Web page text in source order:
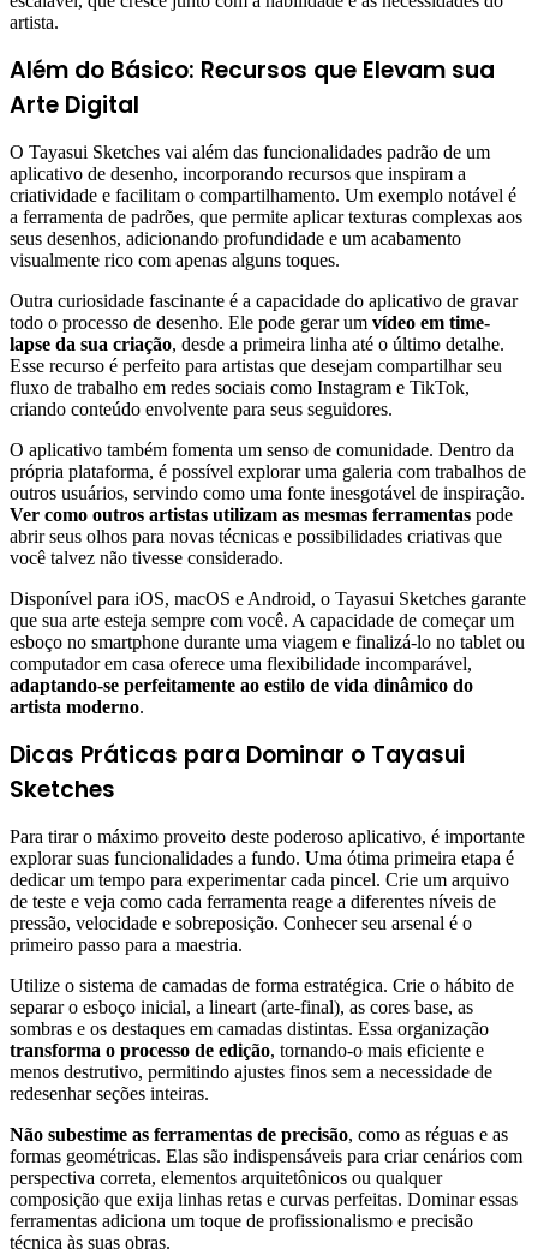
artista.
Além do Básico: Recursos que Elevam sua
Arte Digital
O Tayasui Sketches vai além das funcionalidades padrão de um
aplicativo de desenho, incorporando recursos que inspiram a
criatividade e facilitam o compartilhamento. Um exemplo notável é
a ferramenta de padrões, que permite aplicar texturas complexas aos
seus desenhos, adicionando profundidade e um acabamento
visualmente rico com apenas alguns toques.
Outra curiosidade fascinante é a capacidade do aplicativo de gravar
todo o processo de desenho. Ele pode gerar um vídeo em time-
lapse da sua criação, desde a primeira linha até o último detalhe.
Esse recurso é perfeito para artistas que desejam compartilhar seu
fluxo de trabalho em redes sociais como Instagram e TikTok,
criando conteúdo envolvente para seus seguidores.
O aplicativo também fomenta um senso de comunidade. Dentro da
própria plataforma, é possível explorar uma galeria com trabalhos de
outros usuários, servindo como uma fonte inesgotável de inspiração.
Ver como outros artistas utilizam as mesmas ferramentas pode
abrir seus olhos para novas técnicas e possibilidades criativas que
você talvez não tivesse considerado.
Disponível para iOS, macOS e Android, o Tayasui Sketches garante
que sua arte esteja sempre com você. A capacidade de começar um
esboço no smartphone durante uma viagem e finalizá-lo no tablet ou
computador em casa oferece uma flexibilidade incomparável,
adaptando-se perfeitamente ao estilo de vida dinâmico do
artista moderno.
Dicas Práticas para Dominar o Tayasui
Sketches
Para tirar o máximo proveito deste poderoso aplicativo, é importante
explorar suas funcionalidades a fundo. Uma ótima primeira etapa é
dedicar um tempo para experimentar cada pincel. Crie um arquivo
de teste e veja como cada ferramenta reage a diferentes níveis de
pressão, velocidade e sobreposição. Conhecer seu arsenal é o
primeiro passo para a maestria.
Utilize o sistema de camadas de forma estratégica. Crie o hábito de
separar o esboço inicial, a lineart (arte-final), as cores base, as
sombras e os destaques em camadas distintas. Essa organização
transforma o processo de edição, tornando-o mais eficiente e
menos destrutivo, permitindo ajustes finos sem a necessidade de
redesenhar seções inteiras.
Não subestime as ferramentas de precisão, como as réguas e as
formas geométricas. Elas são indispensáveis para criar cenários com
perspectiva correta, elementos arquitetônicos ou qualquer
composição que exija linhas retas e curvas perfeitas. Dominar essas
ferramentas adiciona um toque de profissionalismo e precisão
técnica às suas obras.